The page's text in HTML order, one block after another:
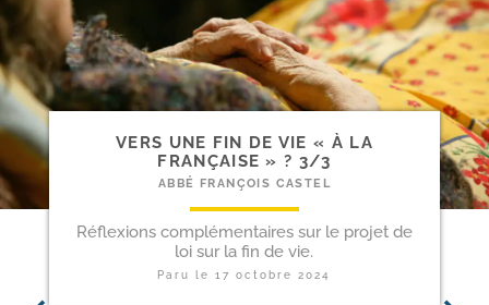
VERS UNE FIN DE VIE « À LA
FRANÇAISE » ? 3/​3
ABBÉ FRANÇOIS CASTEL
Réflexions complémentaires sur le projet de
loi sur la fin de vie.
Paru le17 octobre 2024